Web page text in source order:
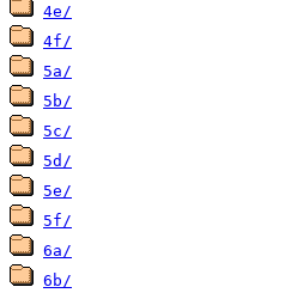
4e/
4f/
5a/
5b/
5c/
5d/
5e/
5f/
6a/
6b/